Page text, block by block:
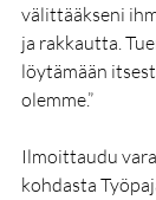
välittääkseni
ja rakkautta.
löytämään
olemme.”
Ilmoittaudu
kohdasta